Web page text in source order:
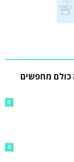
מחפשים
0
0